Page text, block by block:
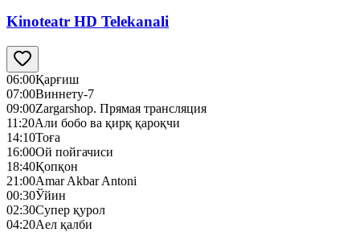
Kinoteatr HD Telekanali
06:00Қарғиш
07:00Виннету-7
09:00Zargarshop. Прямая трансляция
11:20Али бобо ва қирқ қароқчи
14:10Тоға
16:00Ой пойгачиси
18:40Қопқон
21:00Amar Akbar Antoni
00:30Ўйин
02:30Супер қурол
04:20Аел қалби